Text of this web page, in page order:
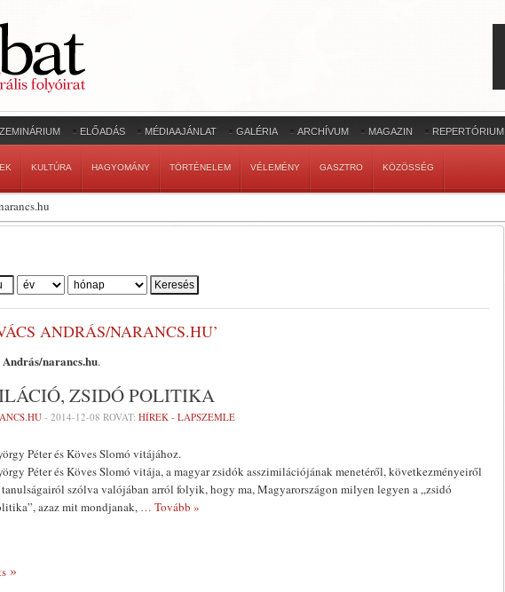
ELŐADÁS MÉDIAAJÁNLAT GALÉRIA ARCHÍVUM MAGAZIN REPERTÓRIUM
KULTÚRA HAGYOMÁNY TÖRTÉNELEM VÉLEMÉNY GASZTRO KÖZÖSSÉG
ANDRÁS/NARANCS.HU’
András/narancs.hu.
ZSIDÓ POLITIKA
- 2014-12-08 ROVAT: HÍREK - LAPSZEMLE
Péter és Köves Slomó vitájához.
Péter és Köves Slomó vitája, a magyar zsidók asszimilációjának menetéről, következményeiről
tanulságairól szólva valójában arról folyik, hogy ma, Magyarországon milyen legyen a „zsidó
azaz mit mondjanak, … Tovább »